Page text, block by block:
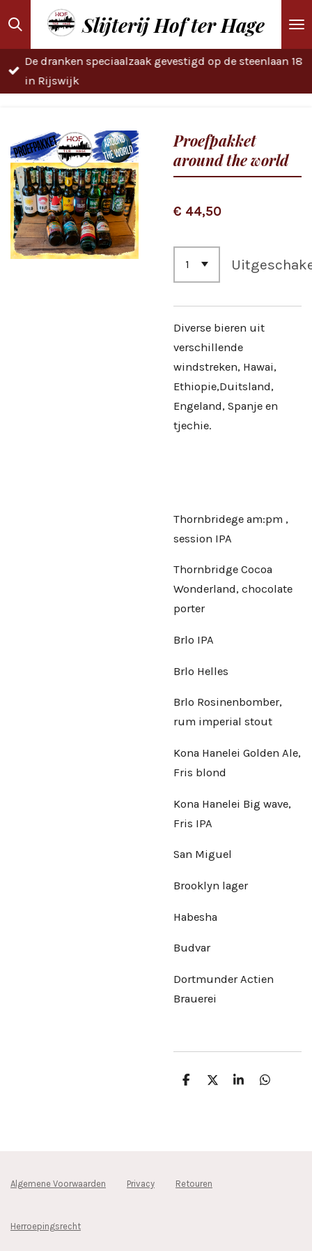
Ga
direct
naar
de
hoofdinhoud
Slijterij Hof ter Hage
De dranken speciaalzaak gevestigd op de steenlaan 18
in Rijswijk
Proefpakket
around the world
€ 44,50
Diverse bieren uit
verschillende
windstreken, Hawai,
Ethiopie,Duitsland,
Engeland, Spanje en
tjechie.
Thornbridege am:pm ,
session IPA
Thornbridge Cocoa
Wonderland, chocolate
porter
Brlo IPA
Brlo Helles
Brlo Rosinenbomber,
rum imperial stout
Kona Hanelei Golden Ale,
Fris blond
Kona Hanelei Big wave,
Fris IPA
San Miguel
Brooklyn lager
Habesha
Budvar
Dortmunder Actien
Brauerei
D
D
S
D
Algemene Voorwaarden Privacy Retouren
Herroepingsrecht